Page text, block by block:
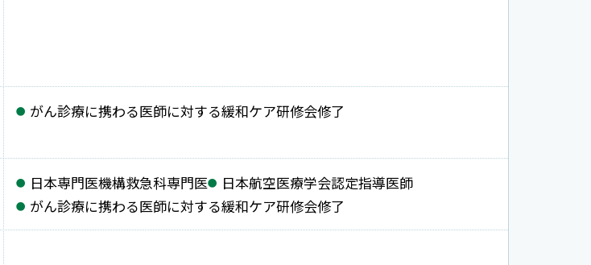
がん診療に携わる医師に対する緩和ケア研修会修了
日本専門医機構救急科専門医
日本航空医療学会認定指導医師
がん診療に携わる医師に対する緩和ケア研修会修了